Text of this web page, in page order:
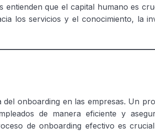
entienden que el capital humano es
los servicios y el conocimiento, la
onboarding en las empresas. Un
de manera eficiente y
de onboarding efectivo es